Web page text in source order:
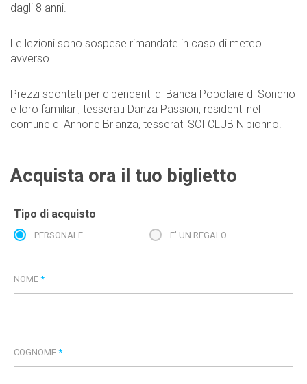
dagli 8 anni.
Le lezioni sono sospese rimandate in caso di meteo
avverso.
Prezzi scontati per dipendenti di Banca Popolare di Sondrio
e loro familiari, tesserati Danza Passion, residenti nel
comune di Annone Brianza, tesserati SCI CLUB Nibionno.
Acquista ora il tuo biglietto
Tipo di acquisto
PERSONALE E' UN REGALO
NOME *
COGNOME *